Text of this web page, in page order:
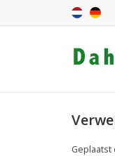
Geplaatst